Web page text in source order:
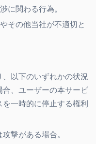
に関わる行為。
その他当社が不適切と
以下のいずれかの状況
、ユーザーの本サービ
一時的に停止する権利
撃がある場合。